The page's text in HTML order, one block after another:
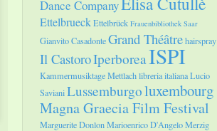
Dance Company
EttelbrueckEttelbrück Frauenbibliothek Saar
Gianvito CasadonteGrand Théâtrehairspray
Il CastoroIperboreaISPI
Kammermusiktage Mettlachlibreria italianaLucio
SavianiLussemburgoluxembourg
Magna Graecia Film Festival
Marguerite DonlonMarioenrico D'AngeloMerzig